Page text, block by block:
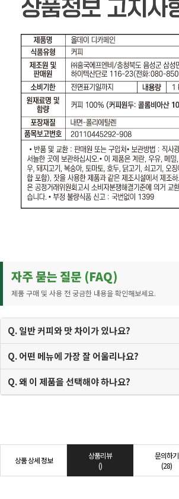
자주 묻는 질문 (FAQ)
제품 구매 및 사용 전 궁금한 내용을 확인해보세요.
Q. 일반 커피와 맛 차이가 있나요?
Q. 어떤 메뉴에 가장 잘 어울리나요?
Q. 왜 이 제품을 선택해야 하나요?
상품 상세 정보
상품리뷰
()
문의하기
(28)